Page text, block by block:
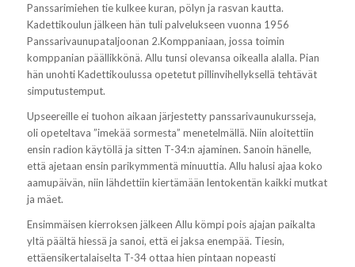
Panssarimiehen tie kulkee kuran, pölyn ja rasvan kautta.
Kadettikoulun jälkeen hän tuli palvelukseen vuonna 1956
Panssarivaunupataljoonan 2.Komppaniaan, jossa toimin
komppanian päällikkönä. Allu tunsi olevansa oikealla alalla. Pian
hän unohti Kadettikoulussa opetetut pillinvihellyksellä tehtävät
simputustemput.
Upseereille ei tuohon aikaan järjestetty panssarivaunukursseja,
oli opeteltava ”imekää sormesta” menetelmällä. Niin aloitettiin
ensin radion käytöllä ja sitten T-34:n ajaminen. Sanoin hänelle,
että ajetaan ensin parikymmentä minuuttia. Allu halusi ajaa koko
aamupäivän, niin lähdettiin kiertämään lentokentän kaikki mutkat
ja mäet.
Ensimmäisen kierroksen jälkeen Allu kömpi pois ajajan paikalta
yltä päältä hiessä ja sanoi, että ei jaksa enempää. Tiesin,
ettäensikertalaiselta T-34 ottaa hien pintaan nopeasti